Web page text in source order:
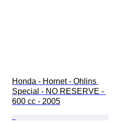
Honda - Hornet - Ohlins
Special - NO RESERVE -
600 cc - 2005